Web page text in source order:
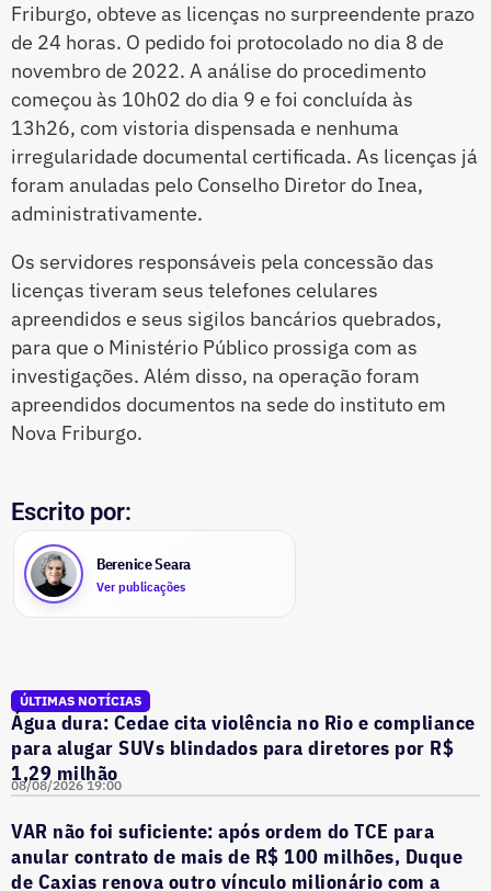
Friburgo, obteve as licenças no surpreendente prazo
de 24 horas. O pedido foi protocolado no dia 8 de
novembro de 2022. A análise do procedimento
começou às 10h02 do dia 9 e foi concluída às
13h26, com vistoria dispensada e nenhuma
irregularidade documental certificada. As licenças já
foram anuladas pelo Conselho Diretor do Inea,
administrativamente.
Os servidores responsáveis pela concessão das
licenças tiveram seus telefones celulares
apreendidos e seus sigilos bancários quebrados,
para que o Ministério Público prossiga com as
investigações. Além disso, na operação foram
apreendidos documentos na sede do instituto em
Nova Friburgo.
Escrito por:
Berenice Seara
Ver publicações
ÚLTIMAS NOTÍCIAS
Água dura: Cedae cita violência no Rio e compliance
para alugar SUVs blindados para diretores por R$
1,29 milhão
08/08/2026 19:00
VAR não foi suficiente: após ordem do TCE para
anular contrato de mais de R$ 100 milhões, Duque
de Caxias renova outro vínculo milionário com a